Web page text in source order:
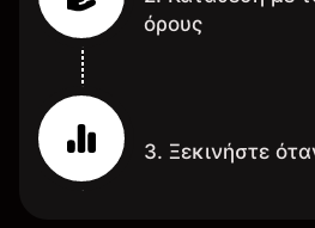
όρους
3. Ξεκινήστε